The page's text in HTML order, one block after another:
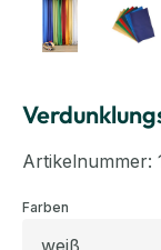
Artikelnummer:
Farben